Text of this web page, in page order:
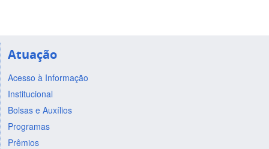
Atuação
Acesso à Informação
Institucional
Bolsas e Auxílios
Programas
Prêmios